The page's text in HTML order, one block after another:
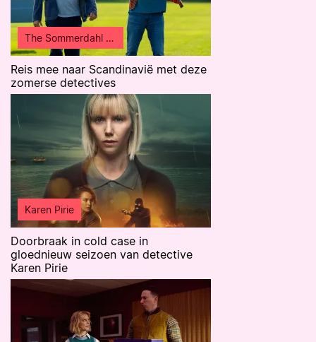
The Sommerdahl Murders
Reis mee naar Scandinavië met deze
zomerse detectives
Karen Pirie
Doorbraak in cold case in
gloednieuw seizoen van detective
Karen Pirie